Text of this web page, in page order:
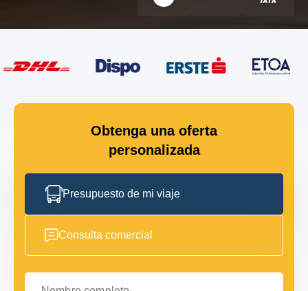
Obtenga una oferta
personalizada
Presupuesto de mi viaje
Consulta comercial
Nombre completo